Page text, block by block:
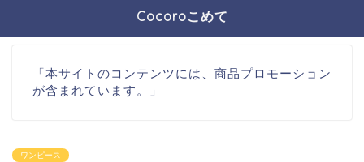
Cocoroこめて
「本サイトのコンテンツには、商品プロモーション
が含まれています。」
ワンピース